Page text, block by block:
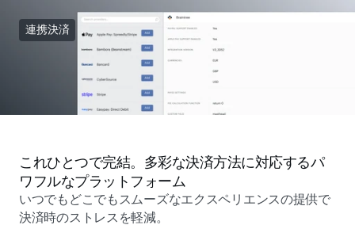
連携決済
これひとつで完結。多彩な決済方法に対応するパ
ワフルなプラットフォーム
いつでもどこでもスムーズなエクスペリエンスの提供で
決済時のストレスを軽減。